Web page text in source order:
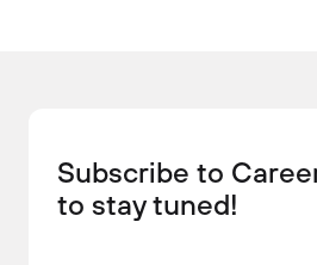
Subscribe to
to stay tuned!